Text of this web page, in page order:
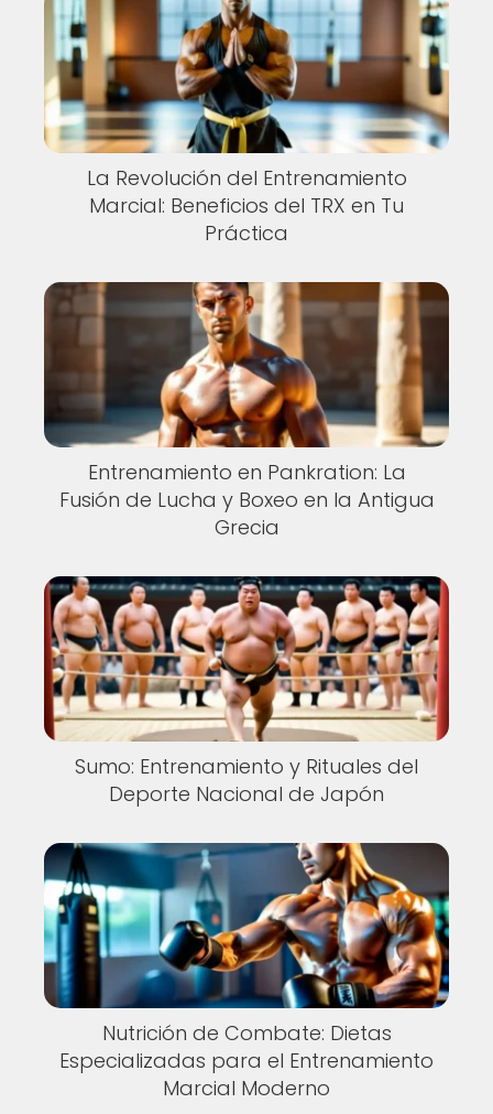
La Revolución del Entrenamiento
Marcial: Beneficios del TRX en Tu
Práctica
Entrenamiento en Pankration: La
Fusión de Lucha y Boxeo en la Antigua
Grecia
Sumo: Entrenamiento y Rituales del
Deporte Nacional de Japón
Nutrición de Combate: Dietas
Especializadas para el Entrenamiento
Marcial Moderno